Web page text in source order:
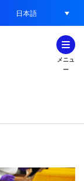
日本語
メニュ
ー